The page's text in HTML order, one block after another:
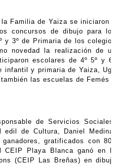
Familia de Yaiza se iniciaron
concursos de dibujo para
y 3º de Primaria de los
novedad la realización de
escolares de 4º 5º y
infantil y primaria de Yaiza,
las escuelas de Femés
de Servicios
edil de Cultura, Daniel
gratificados con
CEIP Playa Blanca ganó en
(CEIP Las Breñas) en